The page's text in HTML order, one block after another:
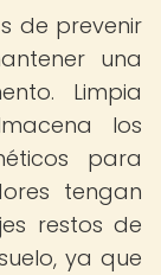
de prevenir
una
Limpia
los
para
tengan
restos de
ya que